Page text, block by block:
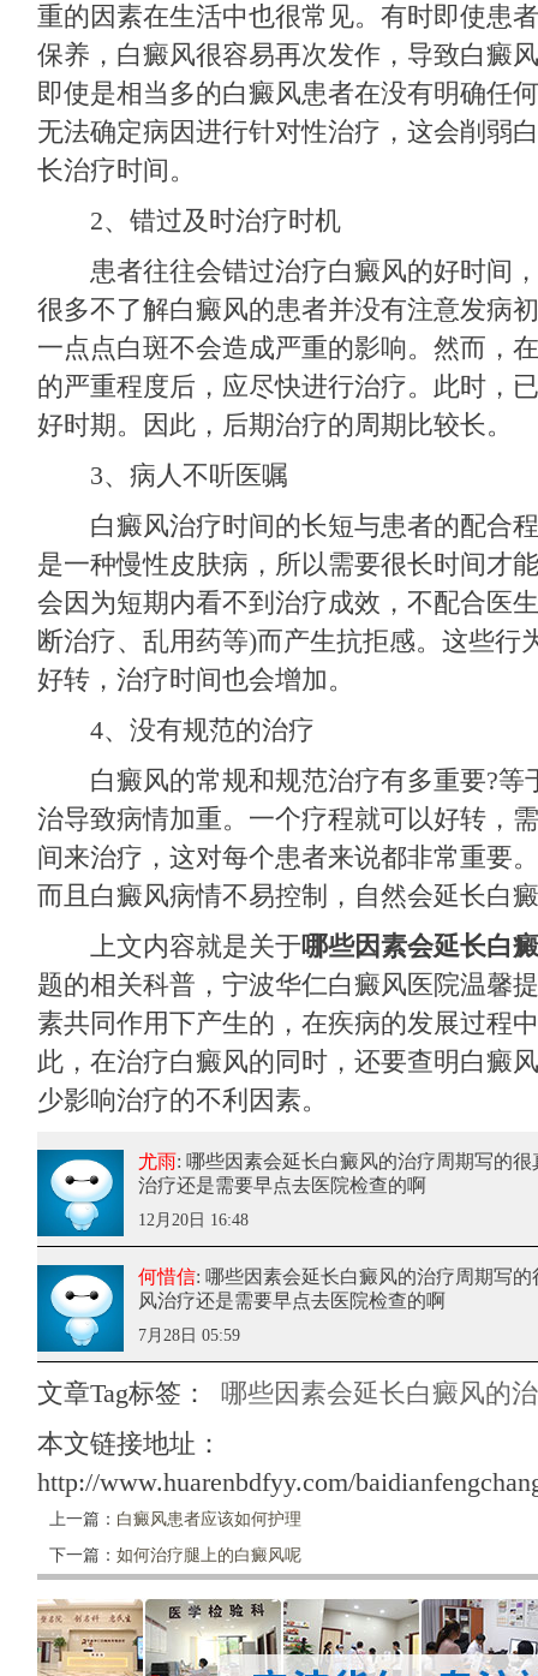
重的因素在生活中也很常见。有时即使患
保养，白癜风很容易再次发作，导致白癜
即使是相当多的白癜风患者在没有明确任
无法确定病因进行针对性治疗，这会削弱
长治疗时间。
2、错过及时治疗时机
患者往往会错过治疗白癜风的好时间，
很多不了解白癜风的患者并没有注意发病
一点点白斑不会造成严重的影响。然而，
的严重程度后，应尽快进行治疗。此时，
好时期。因此，后期治疗的周期比较长。
3、病人不听医嘱
白癜风治疗时间的长短与患者的配合程
是一种慢性皮肤病，所以需要很长时间才
会因为短期内看不到治疗成效，不配合医
断治疗、乱用药等)而产生抗拒感。这些行
好转，治疗时间也会增加。
4、没有规范的治疗
白癜风的常规和规范治疗有多重要?等
治导致病情加重。一个疗程就可以好转，
间来治疗，这对每个患者来说都非常重要
而且白癜风病情不易控制，自然会延长白
上文内容就是关于哪些因素会延长白
题的相关科普， 宁波华仁白癜风医院温馨
素共同作用下产生的，在疾病的发展过程
此，在治疗白癜风的同时，还要查明白癜
少影响治疗的不利因素。
尤雨: 哪些因素会延长白癜风的治疗周期写的很
治疗还是需要早点去医院检查的啊
12月20日 16:48
何惜信: 哪些因素会延长白癜风的治疗周期写的
风治疗还是需要早点去医院检查的啊
7月28日 05:59
文章Tag标签：
哪些因素会延长白癜风的治
本文链接地址：
http://www.huarenbdfyy.com/
上一篇： 白癜风患者应该如何护理
下一篇： 如何治疗腿上的白癜风呢